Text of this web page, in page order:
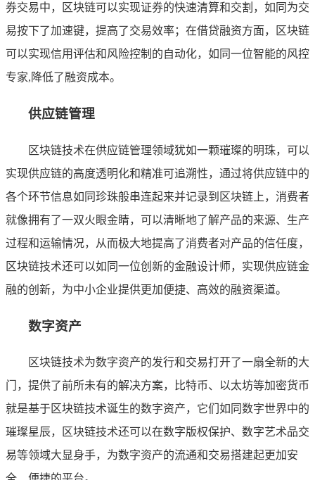
券交易中，区块链可以实现证券的快速清算和交割，如同为交
易按下了加速键，提高了交易效率；在借贷融资方面，区块链
可以实现信用评估和风险控制的自动化，如同一位智能的风控
专家,降低了融资成本。
供应链管理
区块链技术在供应链管理领域犹如一颗璀璨的明珠，可以
实现供应链的高度透明化和精准可追溯性，通过将供应链中的
各个环节信息如同珍珠般串连起来并记录到区块链上，消费者
就像拥有了一双火眼金睛，可以清晰地了解产品的来源、生产
过程和运输情况，从而极大地提高了消费者对产品的信任度，
区块链技术还可以如同一位创新的金融设计师，实现供应链金
融的创新，为中小企业提供更加便捷、高效的融资渠道。
数字资产
区块链技术为数字资产的发行和交易打开了一扇全新的大
门，提供了前所未有的解决方案，比特币、以太坊等加密货币
就是基于区块链技术诞生的数字资产，它们如同数字世界中的
璀璨星辰，区块链技术还可以在数字版权保护、数字艺术品交
易等领域大显身手，为数字资产的流通和交易搭建起更加安